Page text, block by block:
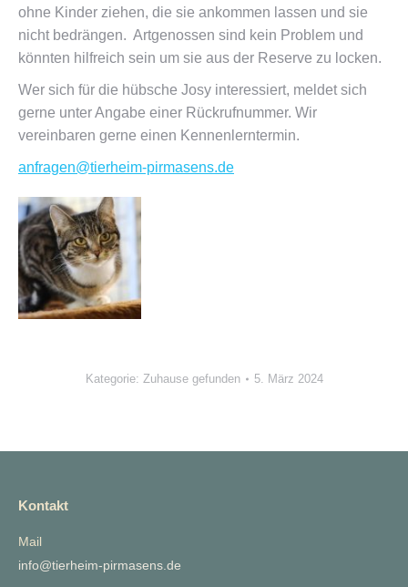
ohne Kinder ziehen, die sie ankommen lassen und sie
nicht bedrängen. Artgenossen sind kein Problem und
könnten hilfreich sein um sie aus der Reserve zu locken.
Wer sich für die hübsche Josy interessiert, meldet sich
gerne unter Angabe einer Rückrufnummer. Wir
vereinbaren gerne einen Kennenlerntermin.
anfragen@tierheim-pirmasens.de
Kategorie: Zuhause gefunden 5. März 2024
Kontakt
Mail
info@tierheim-pirmasens.de